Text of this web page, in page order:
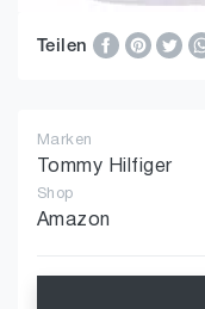
Teilen
Marken
Tommy Hilfiger
Shop
Amazon